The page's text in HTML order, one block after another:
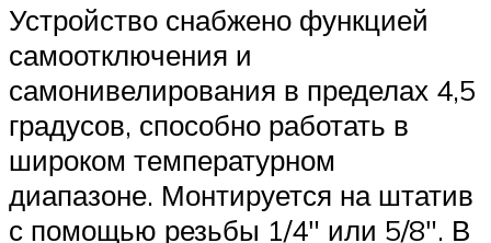
Устройство снабжено функцией
самоотключения и
самонивелирования в пределах 4,5
градусов, способно работать в
широком температурном
диапазоне. Монтируется на штатив
с помощью резьбы 1/4″ или 5/8″. В